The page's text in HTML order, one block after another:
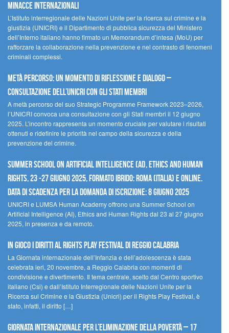
minacce internazionali
L’Istituto interregionale delle Nazioni Unite per la ricerca sul crimine e la
giustizia (UNICRI) e il Dipartimento di pubblica sicurezza del Ministero
dell’Interno italiano hanno firmato un Memorandum d’intesa (MoU) per
rafforzare la collaborazione nella prevenzione e nel contrasto di fenomeni
criminali complessi.
Metà percorso: un momento di riflessione e dialogo –
Consultazione dell’UNICRI con gli Stati membri
A metà percorso del suo Strategic Programme Framework 2023–2026,
l’UNICRI convoca una consultazione con gli Stati membri il 12 giugno
2025. L’incontro rappresenta un momento cruciale per valutare i risultati
ottenuti e ridefinire le priorità nel campo della sicurezza e della
prevenzione del crimine.
Summer School on Artificial Intelligence (AI), Ethics and Human
Rights, 23 -27 giugno 2025, Formato Ibrido: Roma (Italia) e online.
Data di scadenza per la domanda di iscrizione: 8 giugno 2025
UNICRI e LUMSA Human Academy offrono una Summer School on
Artificial Intelligence (AI), Ethics and Human Rights dal 23 al 27 giugno
2025, in presenza e da remoto.
In gioco i diritti al Rights Play Festival di Reggio Calabria
La Giornata internazionale dell’Infanzia e dell’adolescenza è stata
celebrata ieri, 20 novembre, a Reggio Calabria con momenti di
condivisione e divertimento. Il tema centrale, scelto dal Centro sportivo
italiano (Csi) e dall’Istituto Interregionale delle Nazioni Unite per la
Ricerca sul Crimine e la Giustizia (Unicri) per il Rights Play Festival, è
stato, infatti, il diritto […]
Giornata internazionale per l’eliminazione della povertà – 17